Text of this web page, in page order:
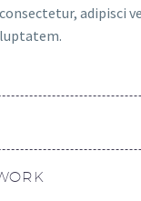
adipisci